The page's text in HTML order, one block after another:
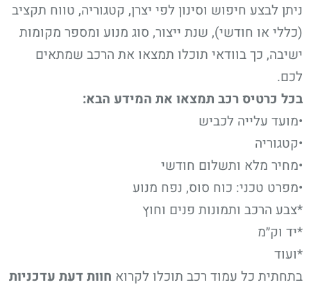
ניתן לבצע חיפוש וסינון לפי יצרן, קטגוריה, טווח תקציב
(כללי או חודשי), שנת ייצור, סוג מנוע ומספר מקומות
ישיבה, כך בוודאי תוכלו תמצאו את הרכב שמתאים
לכם.
בכל כרטיס רכב תמצאו את המידע הבא:
•מועד עלייה לכביש
•קטגוריה
•מחיר מלא ותשלום חודשי
•מפרט טכני: כוח סוס, נפח מנוע
*צבע הרכב ותמונות פנים וחוץ
*יד וק״מ
*ועוד
בתחתית כל עמוד רכב תוכלו לקרוא חוות דעת עדכניות